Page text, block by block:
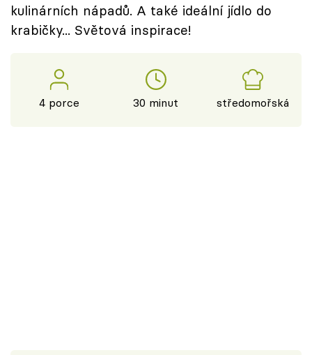
Přihlášení
Sledujte nás
kulinárních nápadů. A také ideální jídlo do
krabičky... Světová inspirace!
4 porce 30 minut středomořská